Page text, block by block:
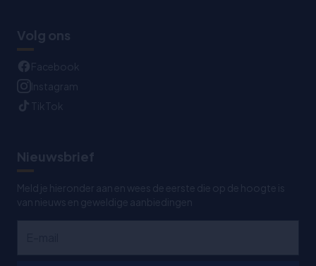
Volg ons
Facebook
Instagram
TikTok
Nieuwsbrief
Meld je hieronder aan en wees de eerste die op de hoogte is
van nieuws en geweldige aanbiedingen